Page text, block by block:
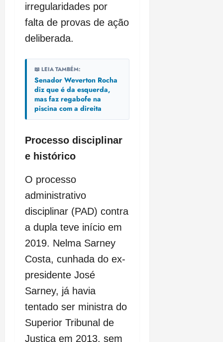
irregularidades por
falta de provas de ação
deliberada.
📖 LEIA TAMBÉM:
Senador Weverton Rocha
diz que é da esquerda,
mas faz regabofe na
piscina com a direita
Processo disciplinar
e histórico
O processo
administrativo
disciplinar (PAD) contra
a dupla teve início em
2019. Nelma Sarney
Costa, cunhada do ex-
presidente José
Sarney, já havia
tentado ser ministra do
Superior Tribunal de
Justiça em 2013, sem